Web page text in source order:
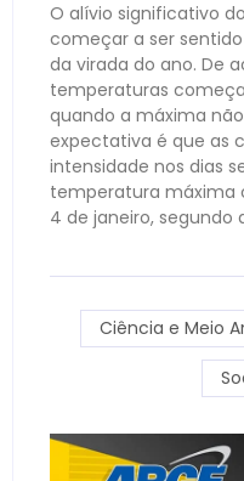
O alívio significativo
começar a ser
da virada do ano. De
temperaturas
quando a máxima
expectativa é que as
intensidade nos dias
temperatura máxima
4 de janeiro, segundo
Ciência e Meio